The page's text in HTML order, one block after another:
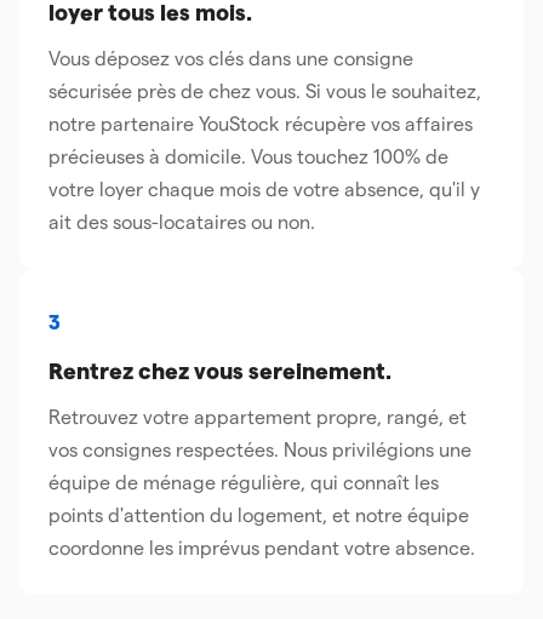
loyer tous les mois.
Vous déposez vos clés dans une consigne
sécurisée près de chez vous. Si vous le souhaitez,
notre partenaire YouStock récupère vos affaires
précieuses à domicile. Vous touchez 100% de
votre loyer chaque mois de votre absence, qu'il y
ait des sous-locataires ou non.
3
Rentrez chez vous sereinement.
Retrouvez votre appartement propre, rangé, et
vos consignes respectées. Nous privilégions une
équipe de ménage régulière, qui connaît les
points d'attention du logement, et notre équipe
coordonne les imprévus pendant votre absence.